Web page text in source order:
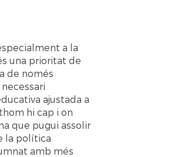
a la
una prioritat de
de només
ajustada a
hi cap i on
que pugui assolir
la política
amb més